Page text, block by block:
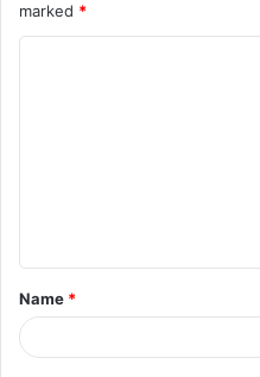
marked *
Name *